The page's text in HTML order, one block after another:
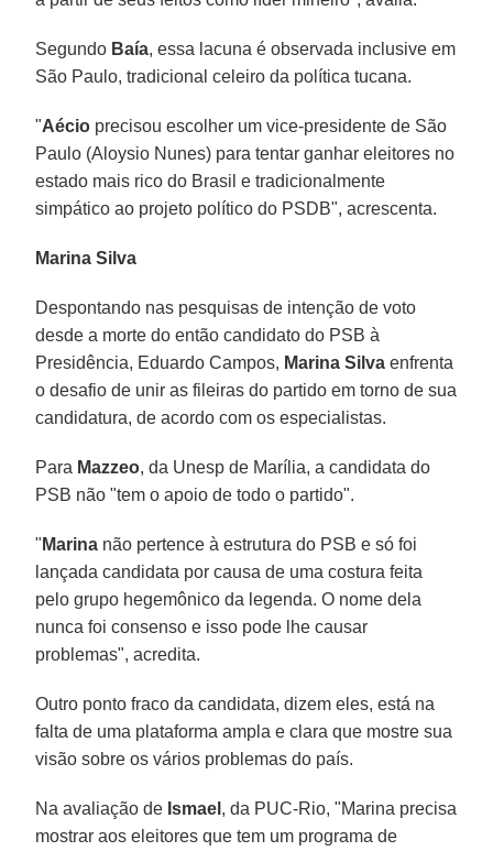
Segundo Baía, essa lacuna é observada inclusive em
São Paulo, tradicional celeiro da política tucana.
"Aécio precisou escolher um vice-presidente de São
Paulo (Aloysio Nunes) para tentar ganhar eleitores no
estado mais rico do Brasil e tradicionalmente
simpático ao projeto político do PSDB", acrescenta.
Marina Silva
Despontando nas pesquisas de intenção de voto
desde a morte do então candidato do PSB à
Presidência, Eduardo Campos, Marina Silva enfrenta
o desafio de unir as fileiras do partido em torno de sua
candidatura, de acordo com os especialistas.
Para Mazzeo, da Unesp de Marília, a candidata do
PSB não "tem o apoio de todo o partido".
" Marina não pertence à estrutura do PSB e só foi
lançada candidata por causa de uma costura feita
pelo grupo hegemônico da legenda. O nome dela
nunca foi consenso e isso pode lhe causar
problemas", acredita.
Outro ponto fraco da candidata, dizem eles, está na
falta de uma plataforma ampla e clara que mostre sua
visão sobre os vários problemas do país.
Na avaliação de Ismael , da PUC-Rio, "Marina precisa
mostrar aos eleitores que tem um programa de